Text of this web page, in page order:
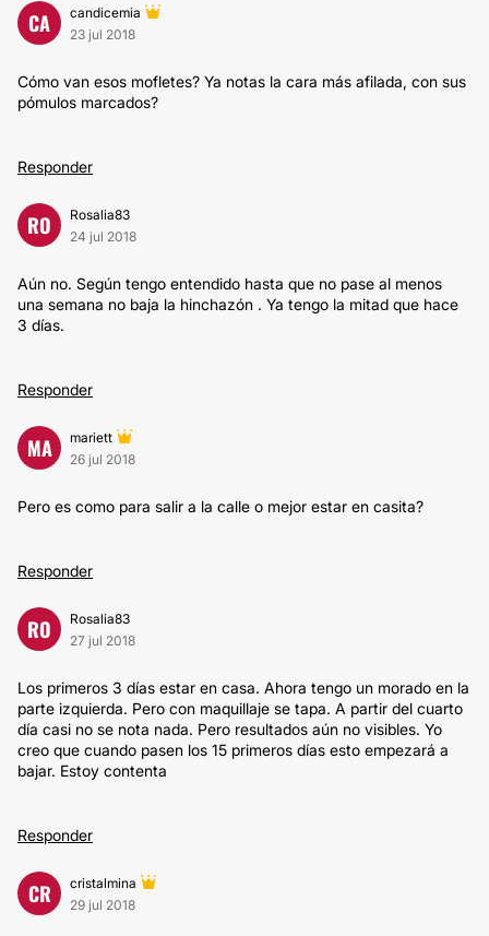
CA
candicemia
23 jul 2018
Cómo van esos mofletes? Ya notas la cara más afilada, con sus
pómulos marcados?
Responder
RO
Rosalia83
24 jul 2018
Aún no. Según tengo entendido hasta que no pase al menos
una semana no baja la hinchazón . Ya tengo la mitad que hace
3 días.
Responder
MA
mariett
26 jul 2018
Pero es como para salir a la calle o mejor estar en casita?
Responder
RO
Rosalia83
27 jul 2018
Los primeros 3 días estar en casa. Ahora tengo un morado en la
parte izquierda. Pero con maquillaje se tapa. A partir del cuarto
día casi no se nota nada. Pero resultados aún no visibles. Yo
creo que cuando pasen los 15 primeros días esto empezará a
bajar. Estoy contenta
Responder
CR
cristalmina
29 jul 2018